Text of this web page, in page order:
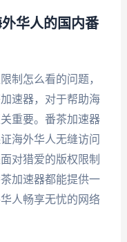
华人的国内番
制怎么看的问题，
速器，对于帮助海
重要。番茶加速器
海外华人无缝访问
对猎爱的版权限制
加速器都能提供一
人畅享无忧的网络